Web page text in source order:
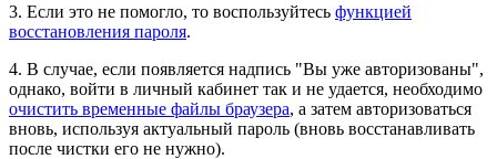
3. Если это не помогло, то воспользуйтесь функцией
восстановления пароля.
4. В случае, если появляется надпись "Вы уже авторизованы",
однако, войти в личный кабинет так и не удается, необходимо
очистить временные файлы браузера, а затем авторизоваться
вновь, используя актуальный пароль (вновь восстанавливать
после чистки его не нужно).